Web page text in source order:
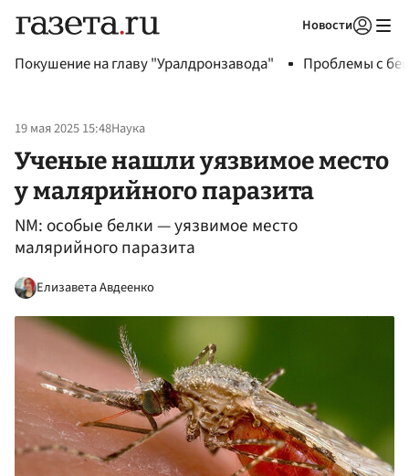
Новости
Покушение на главу "Уралдронзавода" Проблемы с
19 мая 2025 15:48Наука
Ученые нашли уязвимое место
у малярийного паразита
NM: особые белки — уязвимое место
малярийного паразита
Елизавета Авдеенко